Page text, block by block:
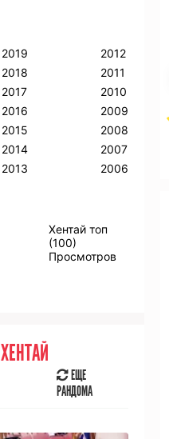
2013
2012
2011
2010
2009
2008
2005
2004
2003
2002
2001
2000
Аниме OVA
АНИМЕ
РАНДОМА
2019
2018
2017
2016
2015
2014
2013
2012
2011
2010
2009
2008
2007
2006
Хентай топ
(100)
Просмотров
ХЕНТАЙ
ЕЩЕ
РАНДОМА